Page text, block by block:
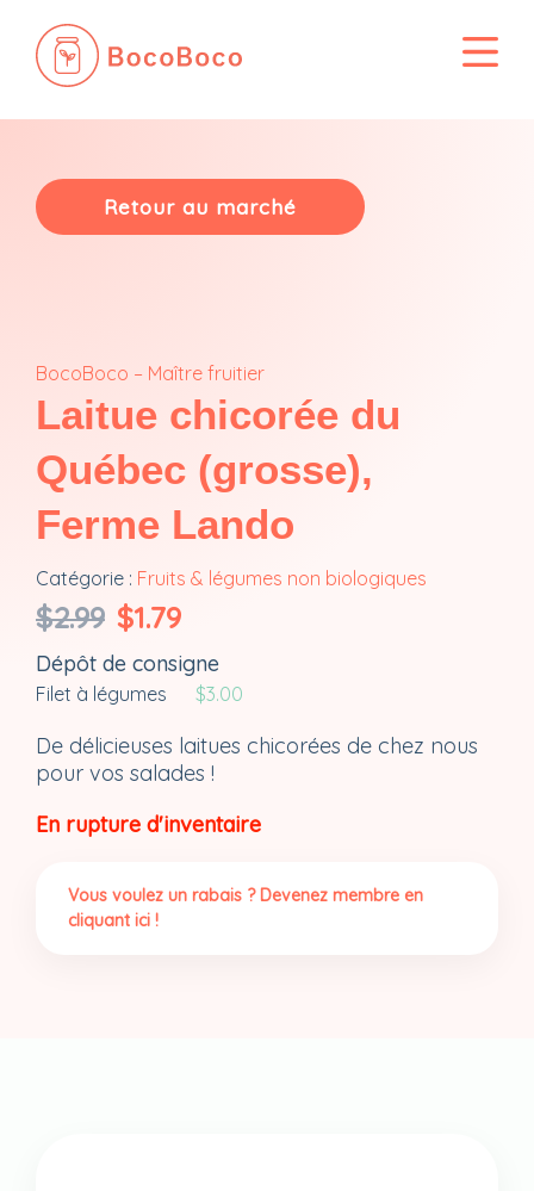
contenu
Retour au marché
BocoBoco – Maître fruitier
Laitue chicorée du
Québec (grosse),
Ferme Lando
Catégorie : Fruits & légumes non biologiques
$2.99 Le
prix
initial
était :
$1.79Le
actuel
est :
Dépôt de consigne
Filet à légumes $3.00
De délicieuses laitues chicorées de chez nous
pour vos salades !
En rupture d'inventaire
Vous voulez un rabais ? Devenez membre en
cliquant ici !